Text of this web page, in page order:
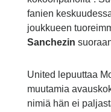
fanien
joukkueen
Sanchezin
United lepuuttaa
muutamia
nimiä hän ei